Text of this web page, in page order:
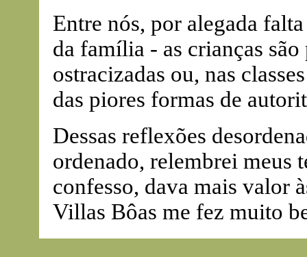
Entre nós, por alegada
da família - as crianças
ostracizadas ou, nas
das piores formas de
Dessas reflexões
ordenado, relembrei meus
confesso, dava mais valor
Villas Bôas me fez muito